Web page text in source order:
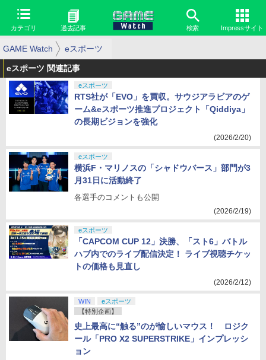
カテゴリ 過去記事 検索 Impressサイト
GAME Watch eスポーツ
eスポーツ 関連記事
eスポーツ
RTS社が「EVO」を買収。サウジアラビアのゲ
ーム&eスポーツ推進プロジェクト「Qiddiya」
の長期ビジョンを強化
(2026/2/20)
eスポーツ
横浜F・マリノスの「シャドウバース」部門が3
月31日に活動終了
各選手のコメントも公開
(2026/2/19)
eスポーツ
「CAPCOM CUP 12」決勝、「スト6」バトル
ハブ内でのライブ配信決定！ ライブ視聴チケッ
トの価格も見直し
(2026/2/12)
WIN
eスポーツ
【特別企画】
史上最高に“触る”のが愉しいマウス！ ロジク
ール「PRO X2 SUPERSTRIKE」インプレッシ
ョン